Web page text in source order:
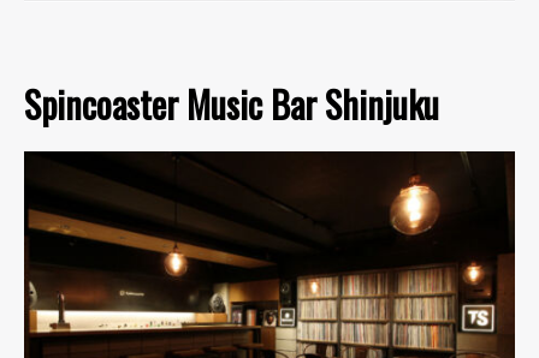
Spincoaster Music Bar Shinjuku